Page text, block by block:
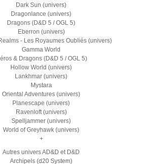
Dark Sun (univers)
Dragonlance (univers)
Dragons (D&D 5 / OGL 5)
Eberron (univers)
- Les Royaumes Oubliés (univers)
Gamma World
& Dragons (D&D 5 / OGL 5)
Hollow World (univers)
Lankhmar (univers)
Mystara
Oriental Adventures (univers)
Planescape (univers)
Ravenloft (univers)
Spelljammer (univers)
World of Greyhawk (univers)
+
Autres univers AD&D et D&D
Archipels (d20 System)